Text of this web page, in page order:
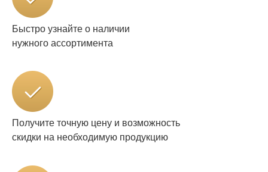
Быстро узнайте о наличии
нужного ассортимента
Получите точную цену и возможность
скидки на необходимую продукцию